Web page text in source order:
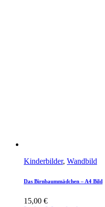
Kinderbilder, Wandbild
Das Birnbaummädchen – A4 Bild
15,00 €